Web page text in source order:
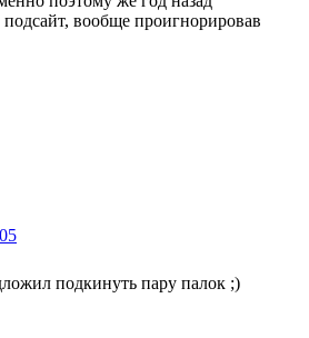
вообще проигнорировав
подкинуть пару палок ;)